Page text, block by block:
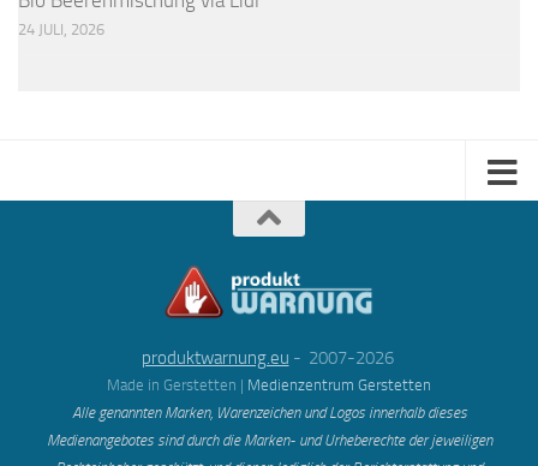
24 JULI, 2026
produktwarnung.eu - 2007-2026
Made in Gerstetten | Medienzentrum Gerstetten
Alle genannten Marken, Warenzeichen und Logos innerhalb dieses
Medienangebotes sind durch die Marken- und Urheberechte der jeweiligen